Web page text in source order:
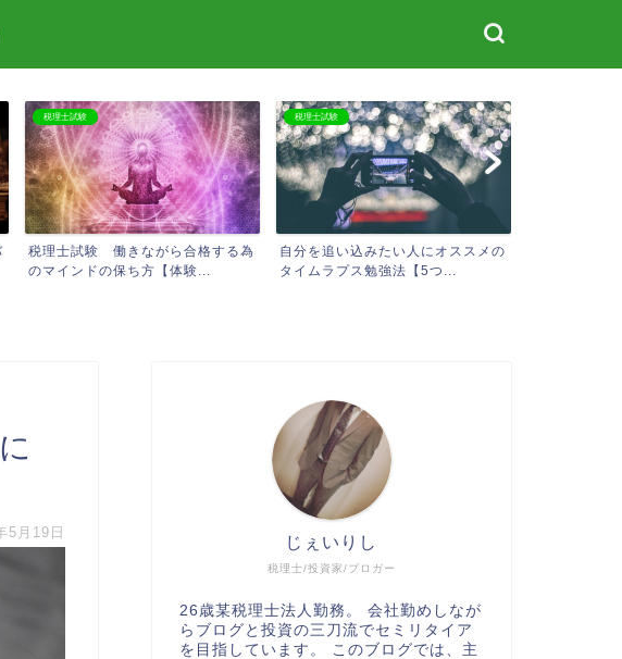
税理士試験
税理士試験 働きながら合格する為
のマインドの保ち方【体験...
税理士試験
自分を追い込みたい人にオススメの
タイムラプス勉強法【5つ...
5月19日
税理士/投資家/ブロガー
じぇいりし
26歳某税理士法人勤務。 会社勤めしなが
らブログと投資の三刀流でセミリタイア
を目指しています。 このブログでは、主